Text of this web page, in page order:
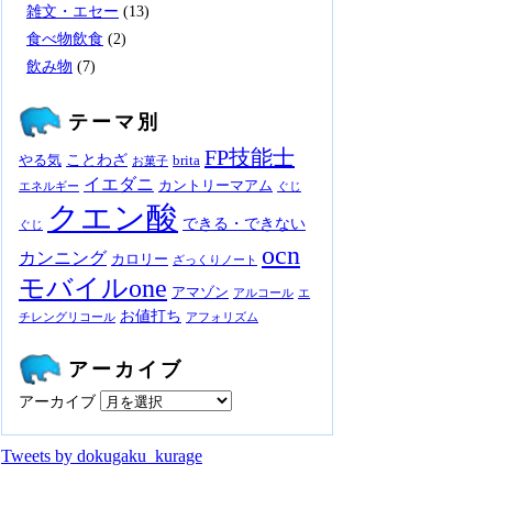
雑文・エセー (13)
食べ物飲食 (2)
飲み物 (7)
テーマ別
やる気 ことわざ お菓子 brita FP技能士
エネルギー イエダニ カントリーマアム ぐじ
ぐじ クエン酸 できる・できない
カンニング カロリー ざっくりノート
ocn
モバイルone アマゾン アルコール エ
チレングリコール お値打ち アフォリズム
アーカイブ
アーカイブ
Tweets by dokugaku_kurage